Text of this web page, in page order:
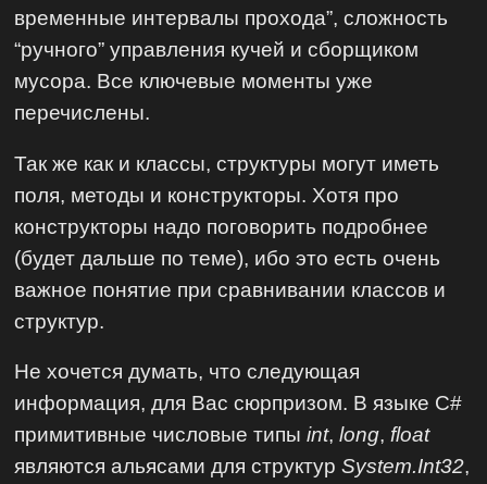
временные интервалы прохода”, сложность
“ручного” управления кучей и сборщиком
мусора. Все ключевые моменты уже
перечислены.
Так же как и классы, структуры могут иметь
поля, методы и конструкторы. Хотя про
конструкторы надо поговорить подробнее
(будет дальше по теме), ибо это есть очень
важное понятие при сравнивании классов и
структур.
Не хочется думать, что следующая
информация, для Вас сюрпризом. В языке C#
примитивные числовые типыint,long, float
являются альясами для структурSystem.Int32,